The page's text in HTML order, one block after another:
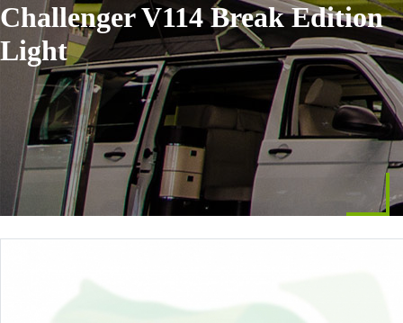
Challenger V114 Break Edition
Light